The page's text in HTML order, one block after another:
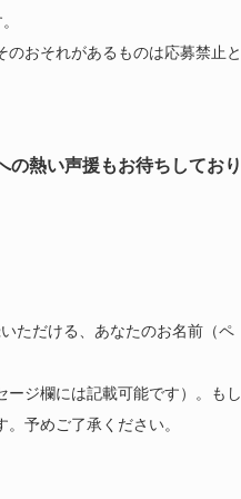
おそれがあるものは応募禁止と
の熱い声援もお待ちしており
ただける、あなたのお名前（ペ
ジ欄には記載可能です）。もし
予めご了承ください。